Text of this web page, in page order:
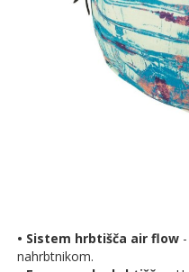
• Sistem hrbtišča air flow
nahrbtnikom.